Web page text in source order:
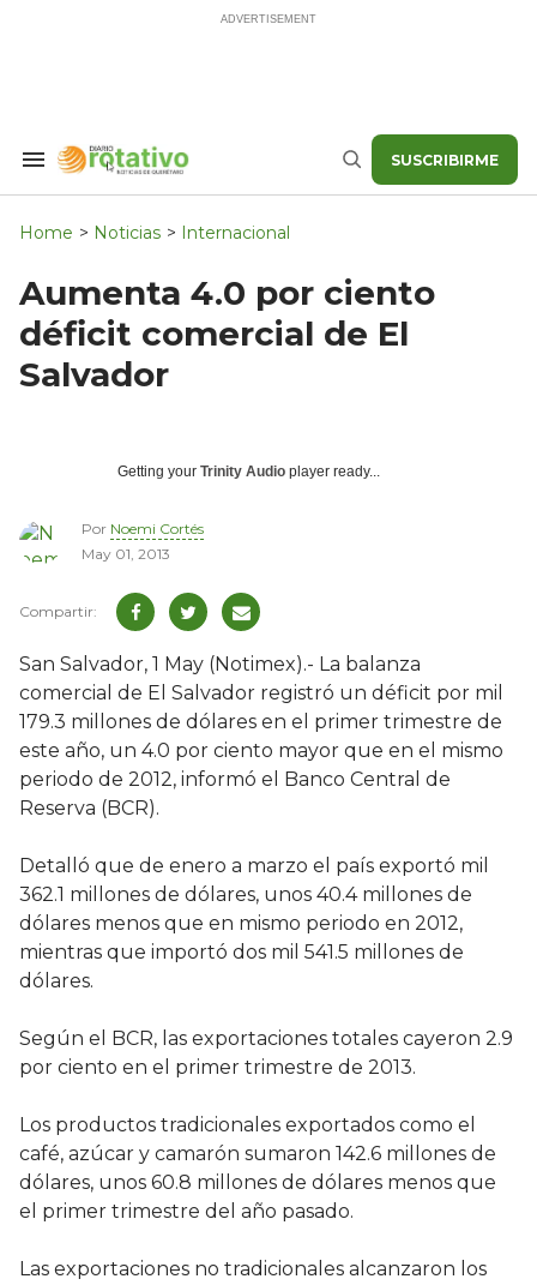
Search
Navigation
Buscar SUSCRIBIRME
Home > Noticias > Internacional
Aumenta 4.0 por ciento
déficit comercial de El
Salvador
Getting your Trinity Audio player ready...
Por Noemi Cortés
May 01, 2013
San Salvador, 1 May (Notimex).- La balanza
comercial de El Salvador registró un déficit por mil
179.3 millones de dólares en el primer trimestre de
este año, un 4.0 por ciento mayor que en el mismo
periodo de 2012, informó el Banco Central de
Reserva (BCR).
Detalló que de enero a marzo el país exportó mil
362.1 millones de dólares, unos 40.4 millones de
dólares menos que en mismo periodo en 2012,
mientras que importó dos mil 541.5 millones de
dólares.
Según el BCR, las exportaciones totales cayeron 2.9
por ciento en el primer trimestre de 2013.
Los productos tradicionales exportados como el
café, azúcar y camarón sumaron 142.6 millones de
dólares, unos 60.8 millones de dólares menos que
el primer trimestre del año pasado.
Las exportaciones no tradicionales alcanzaron los